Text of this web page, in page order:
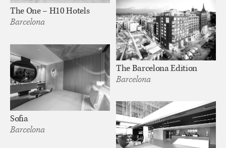
The One – H10 Hotels
Barcelona
The Barcelona Edition
Barcelona
Sofia
Barcelona